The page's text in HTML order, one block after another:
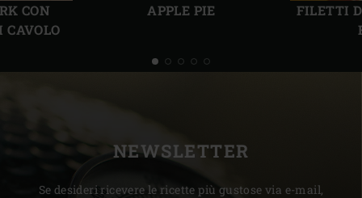
CON
APPLE PIE
FILETTI
NEWSLETTER
Se desideri ricevere le ricette più gustose via e-mail,